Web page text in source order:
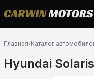
Главная›Каталог
Hyundai